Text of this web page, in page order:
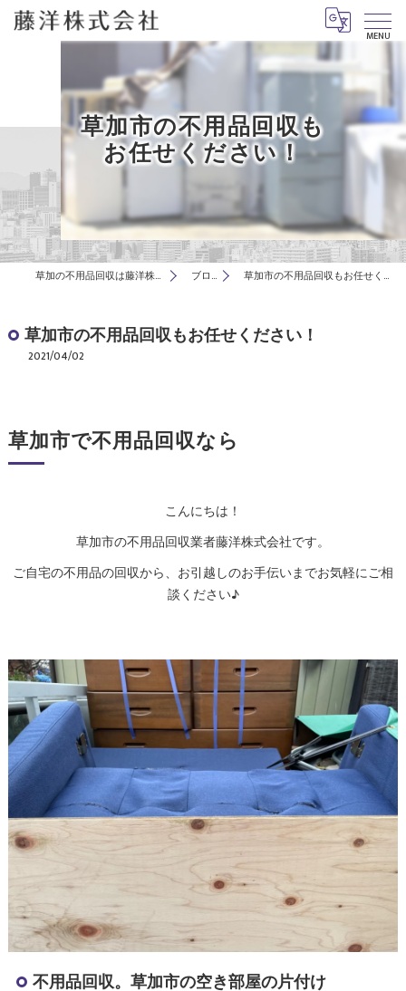
MENU
草加市の不用品回収も
お任せください！
草加の不用品回収は藤洋株式会社 ブログ 草加市の不用品回収もお任せください！
草加市の不用品回収もお任せください！
2021/04/02
草加市で不用品回収なら
こんにちは！
草加市の不用品回収業者藤洋株式会社です。
ご自宅の不用品の回収から、お引越しのお手伝いまでお気軽にご相
談ください♪
不用品回収。草加市の空き部屋の片付け